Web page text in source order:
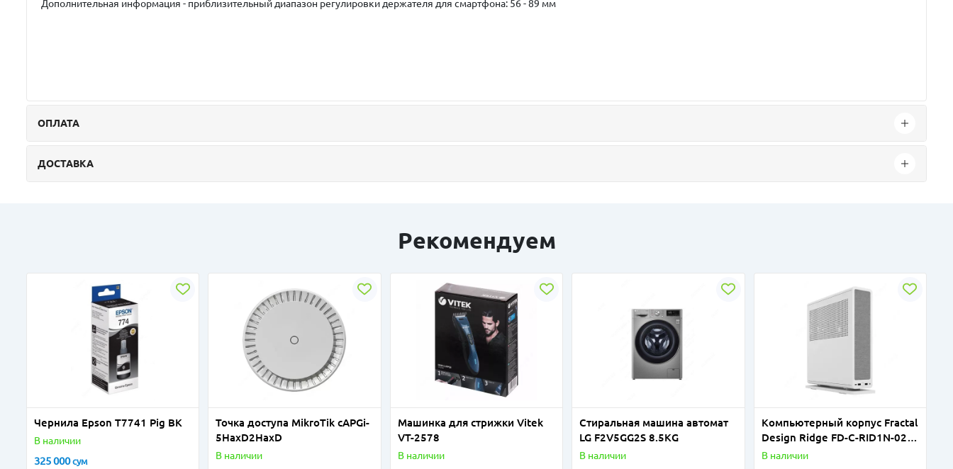
Дополнительная информация - приблизительный диапазон регулировки держателя для смартфона: 56 - 89 мм
ОПЛАТА
ДОСТАВКА
Рекомендуем
Чернила Epson T7741 Pig BK
В наличии
325 000сум
Точка доступа MikroTik cAPGi-
5HaxD2HaxD
В наличии
Машинка для стрижки Vitek
VT-2578
В наличии
Стиральная машина автомат
LG F2V5GG2S 8.5KG
В наличии
Компьютерный корпус Fractal
Design Ridge FD-C-RID1N-02
White PCIe 3.0
В наличии